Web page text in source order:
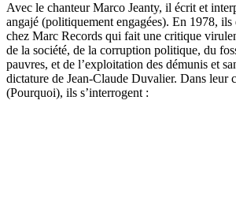
Avec le chanteur Marco Jeanty, il écrit et
angajé (politiquement engagées). En 1978,
chez Marc Records qui fait une critique
de la société, de la corruption politique, du
pauvres, et de l’exploitation des démunis et
dictature de Jean-Claude Duvalier. Dans leur
(Pourquoi), ils s’interrogent :